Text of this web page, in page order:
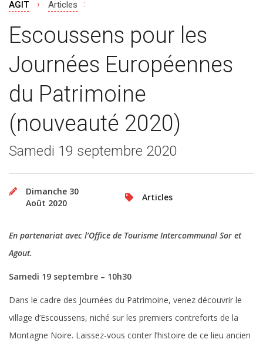
AGIT › Articles :
Escoussens pour les
Journées Européennes
du Patrimoine
(nouveauté 2020)
Samedi 19 septembre 2020
Dimanche 30
Août 2020
Articles
En partenariat avec l’Office de Tourisme Intercommunal Sor et
Agout.
Samedi 19 septembre – 10h30
Dans le cadre des Journées du Patrimoine, venez découvrir le
village d’Escoussens, niché sur les premiers contreforts de la
Montagne Noire. Laissez-vous conter l’histoire de ce lieu ancien